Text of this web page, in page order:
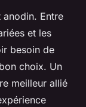
Entre
et les
besoin de
choix. Un
meilleur allié